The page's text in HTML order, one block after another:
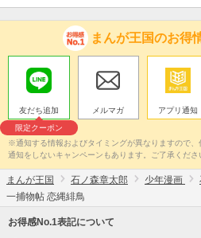
まんが王国のお得
友だち追加
限定クーポン
メルマガ アプリ通知
※通知する情報およびタイミングが異なりますので
通知をしないキャンペーンもあります。ご了承くださ
まんが王国 石ノ森章太郎 少年漫画
一捕物帖 恋縄緋鳥
お得感No.1表記について